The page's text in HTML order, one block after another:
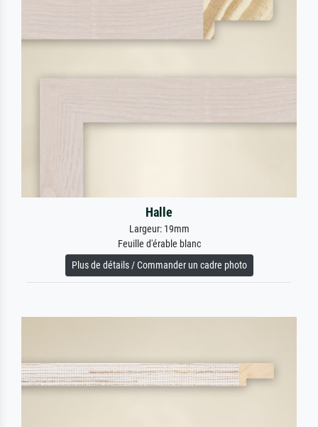
Halle
Largeur: 19mm
Feuille d'érable blanc
Plus de détails / Commander un cadre photo